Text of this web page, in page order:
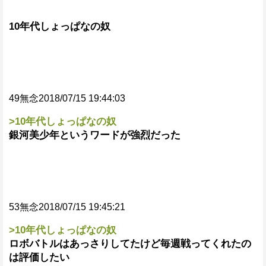
10年代しょっぱなの奴
49無念2018/07/15 19:44:03
>10年代しょっぱなの奴
銀河美少年というワードが強烈だった
53無念2018/07/15 19:45:21
>10年代しょっぱなの奴
ロボバトルはあっさりしてたけど毎週戦ってくれたの
は評価したい